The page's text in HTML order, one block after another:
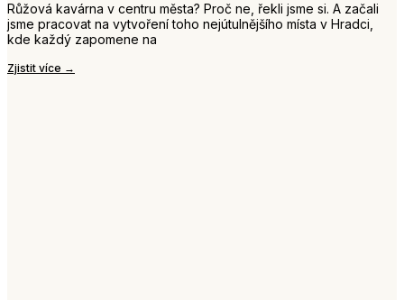
Růžová kavárna v centru města? Proč ne, řekli jsme si. A začali
jsme pracovat na vytvoření toho nejútulnějšího místa v Hradci,
kde každý zapomene na
Zjistit více →